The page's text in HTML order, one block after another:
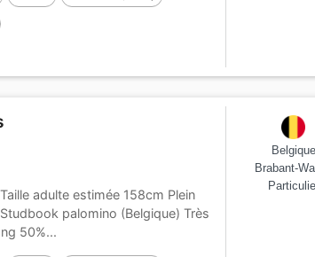
adulte estimée 158cm Plein
palomino (Belgique) Très
50%...
Belgique
Brabant-